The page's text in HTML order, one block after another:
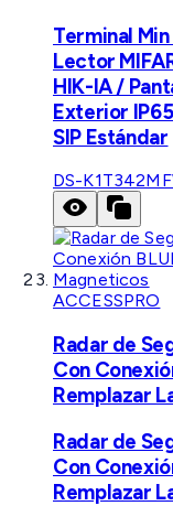
Terminal
Lector
HIK-IA /
Exterior
SIP Estándar
DS-
ACCESSPRO
Radar de
Con
Remplazar
Radar de
Con
Remplazar